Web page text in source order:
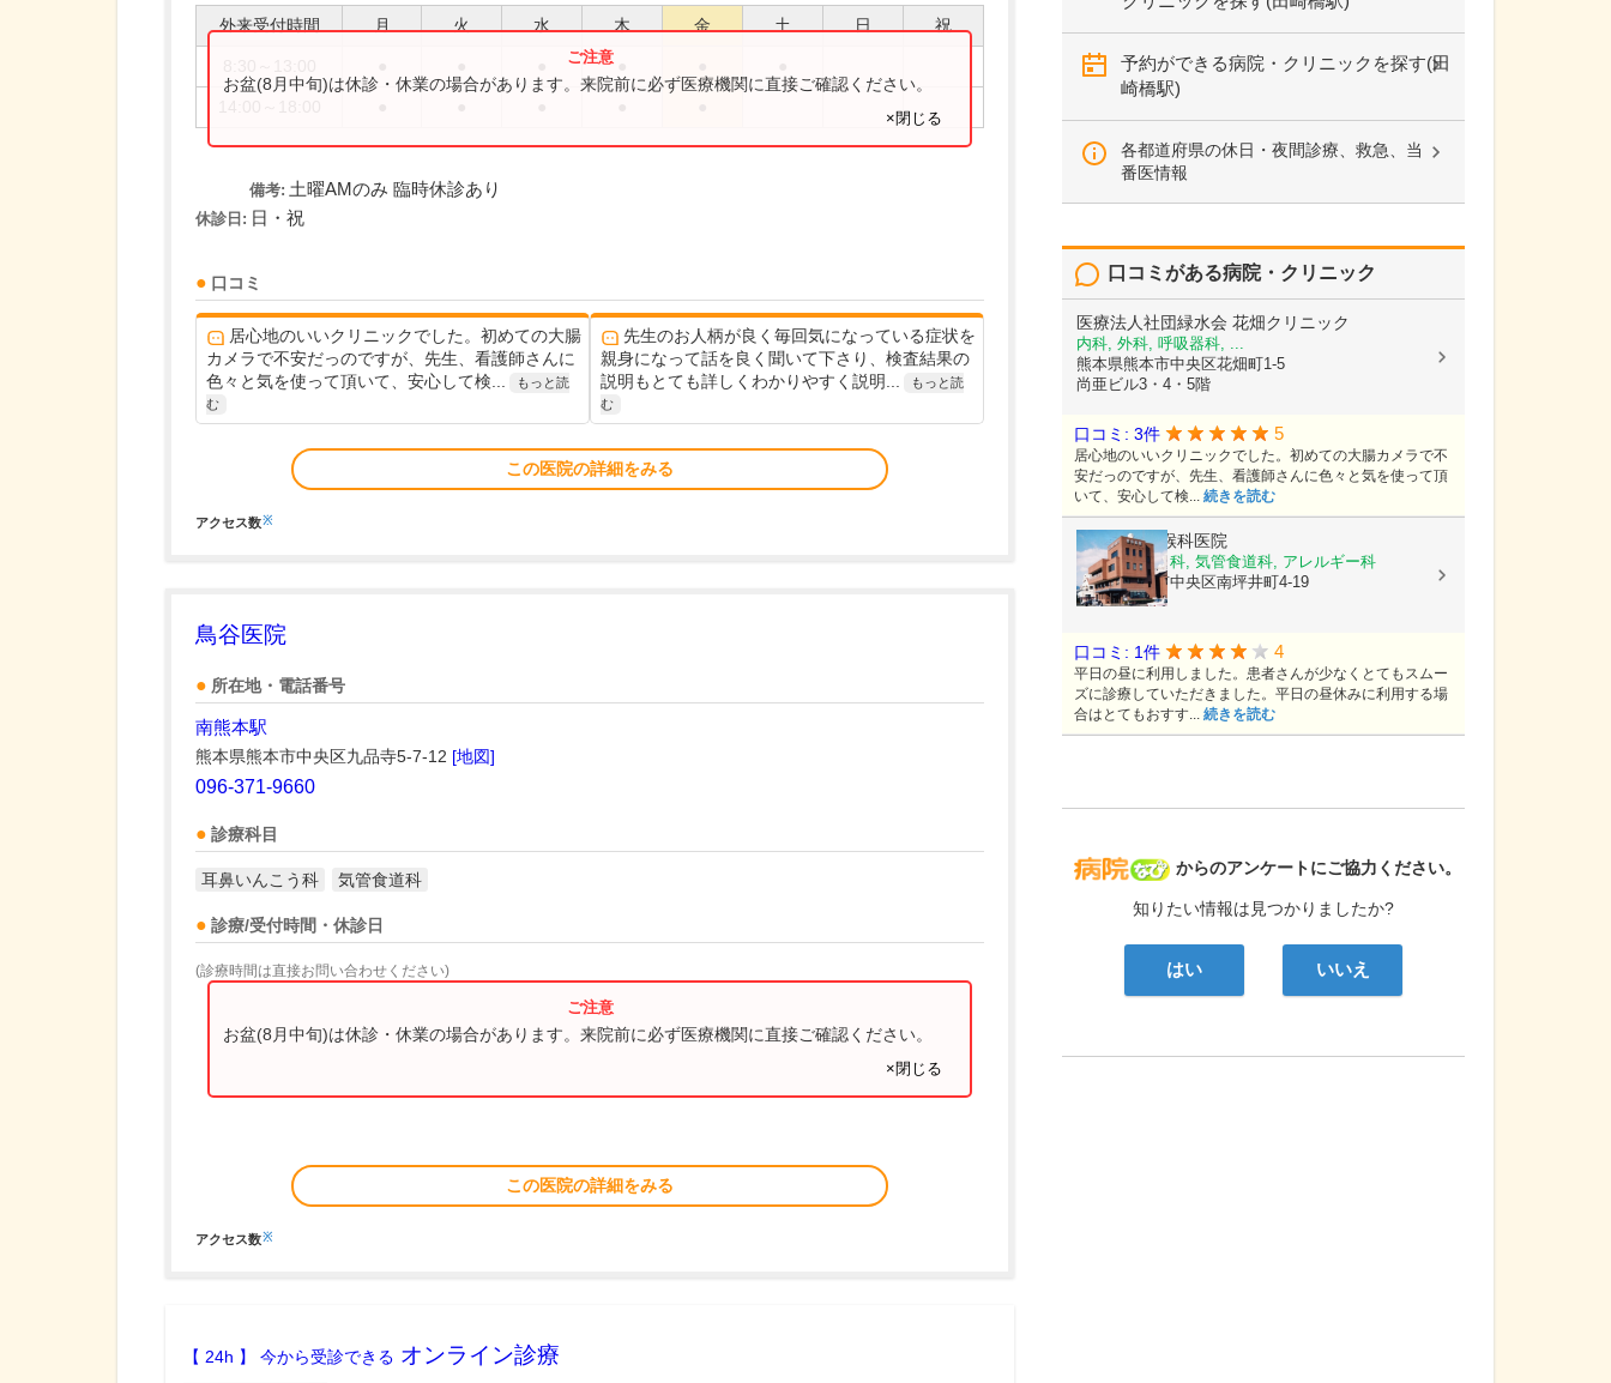
外来受付時間 月 火 水 木 金 土 日 祝
お盆(8月中旬)は休診・休業の場合があります。来院前に必ず医療機関に直接ご確認ください。
×閉じる
備考: 土曜AMのみ 臨時休診あり
休診日: 日・祝
口コミ
居心地のいいクリニックでした。初めての大腸
カメラで不安だっのですが、先生、看護師さんに
色々と気を使って頂いて、安心して検...
もっと読
む
先生のお人柄が良く毎回気になっている症状を
親身になって話を良く聞いて下さり、検査結果の
説明もとても詳しくわかりやすく説明...
もっと読
む
この医院の詳細をみる
アクセス数※
鳥谷医院
所在地・電話番号
南熊本駅
熊本県熊本市中央区九品寺5-7-12 [地図]
096-371-9660
診療科目
耳鼻いんこう科 気管食道科
診療/受付時間・休診日
(診療時間は直接お問い合わせください)
お盆(8月中旬)は休診・休業の場合があります。来院前に必ず医療機関に直接ご確認ください。
×閉じる
この医院の詳細をみる
アクセス数※
【 24h 】 今から受診できる オンライン診療
予約ができる病院・クリニックを探す(田
崎橋駅)
各都道府県の休日・夜間診療、救急、当
番医情報
病院なび
からのアンケートにご協力ください。
知りたい情報は見つかりましたか?
はい いいえ
口コミがある病院・クリニック
医療法人社団緑水会 花畑クリニック
内科, 外科, 呼吸器科, ...
熊本県熊本市中央区花畑町1-5
尚亜ビル3・4・5階
口コミ: 3件 5
居心地のいいクリニックでした。初めての大腸カメラで不
安だっのですが、先生、看護師さんに色々と気を使って頂
いて、安心して検... 続きを読む
熊谷耳鼻咽喉科医院
耳鼻いんこう科, 気管食道科, アレルギー科
熊本県熊本市中央区南坪井町4-19
口コミ: 1件 4
平日の昼に利用しました。患者さんが少なくとてもスムー
ズに診療していただきました。平日の昼休みに利用する場
合はとてもおすす... 続きを読む